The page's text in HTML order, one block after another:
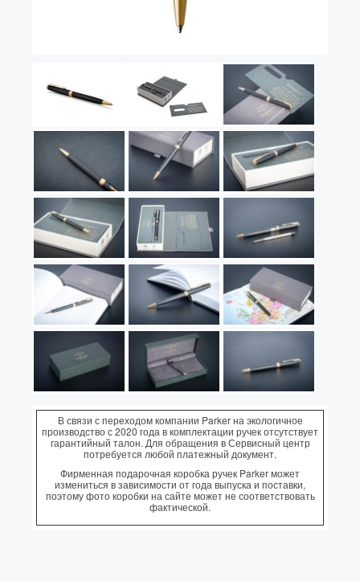
В связи с переходом компании Parker на экологичное
производство с 2020 года в комплектации ручек отсутствует
гарантийный талон. Для обращения в Сервисный центр
потребуется любой платежный документ.
Фирменная подарочная коробка ручек Parker может
измениться в зависимости от года выпуска и поставки,
поэтому фото коробки на сайте может не соответствовать
фактической.